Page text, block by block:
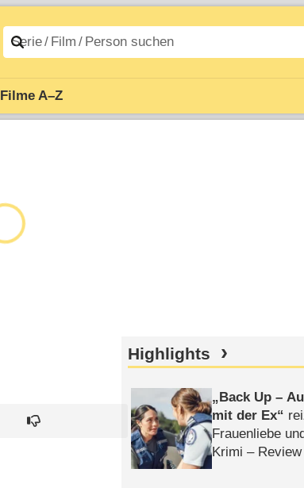
Filme A–Z
Highlights
Back Up –
mit der Ex
Frauenliebe
Krimi – Review